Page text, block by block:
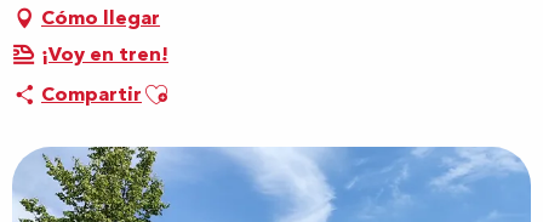
Cómo llegar
¡Voy en tren!
CompartirAjouter aux favoris